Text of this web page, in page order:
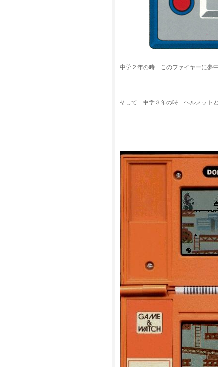
中学２年の時 このファイヤーに夢
そして 中学３年の時 ヘルメット